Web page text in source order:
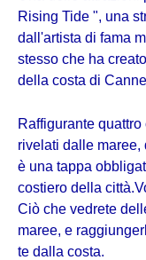
Rising Tide ", una
dall'artista di fama
stesso che ha
della costa di
Raffigurante
rivelati dalle maree,
è una tappa
costiero della
Ciò che vedrete
maree, e
te dalla costa.